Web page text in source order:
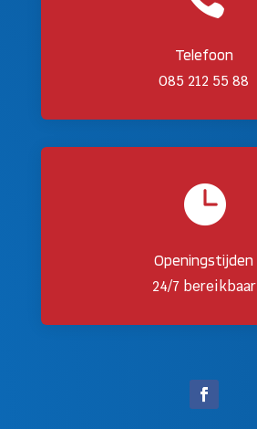
Telefoon
085 212 55 88

Openingstijden
24/7 bereikbaar